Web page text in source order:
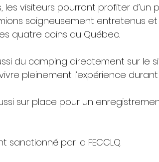
les visiteurs pourront profiter d’un
soigneusement entretenus
quatre coins du Québec.
du camping directement sur le
pleinement l’expérience
sur place pour un
sanctionné par la FECCLQ.